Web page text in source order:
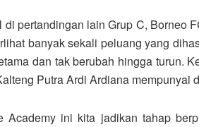
di pertandingan lain Grup C, Borneo
banyak sekali peluang yang
dan tak berubah hingga turun.
Putra Ardi Ardiana
Academy ini kita jadikan tahap